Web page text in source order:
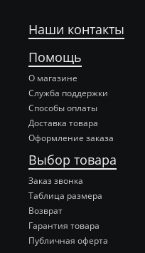
Наши контакты
Помощь
О магазине
Служба поддержки
Способы оплаты
Доставка товара
Оформление заказа
Выбор товара
Заказ звонка
Таблица размера
Возврат
Гарантия товара
Публичная оферта